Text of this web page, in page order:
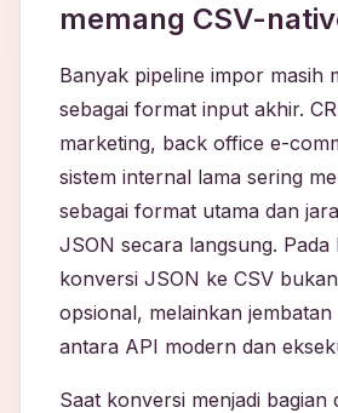
memang CSV-
Banyak pipeline impor masih
sebagai format input akhir.
marketing, back office e-
sistem internal lama sering
sebagai format utama dan
JSON secara langsung. Pada
konversi JSON ke CSV
opsional, melainkan jembatan
antara API modern dan
Saat konversi menjadi bagian